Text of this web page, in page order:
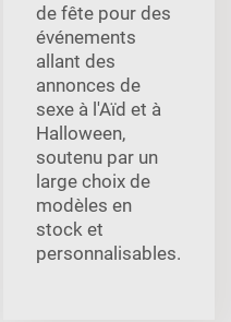
de fête pour des
événements
allant des
annonces de
sexe à l'Aïd et à
Halloween,
soutenu par un
large choix de
modèles en
stock et
personnalisables.